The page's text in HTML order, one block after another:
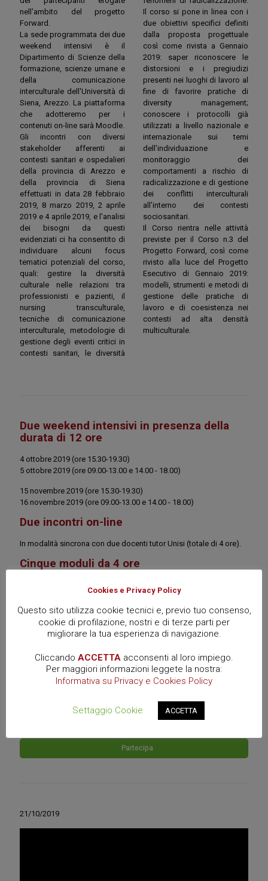
nell'ambito del progetto
Forward.
La sede programmata dei due
weekend intensivi è il
Dipartimento di Scienze della
formazione, scienze umane e
della comunicazione
interculturale dell'Università di
Siena, Arezzo. La piattaforma
che adotteremo per i
contenuti on-line sarà Moodle.
Gli incontri con diversi
stakeholder afferenti ai
contesti sanitari e ospedalieri
della provincia di Arezzo e
della provincia di Siena
effettuati in data 28 febbraio
2019, 8 marzo 2019, 2 aprile
2019 e 4 aprile 2019, e l'analisi
dei bisogni da questi
evidenziati ci ha consentito di
individuare alcuni focus
tematici potenziali del corso,
quali: gestire la diversità
culturale nelle relazioni tra
professionisti e pazienti, il
nursing transculturale,
tecniche di comunicazione
interculturale, metodologie di
gestione degli eventi critici in
contesti sanitari, le diversità
Il corso si pone in linea con i
due obiettivi specifici definiti
dalla proposta progettuale
così come rivista a Gennaio
2019: saper riconoscere le
distorsioni e i pregiudizi
presenti nei luoghi di lavoro al
fine di favorire pratiche di
diversity management;
conoscere i protocolli già
utilizzati a livello nazionale e
internazionale sui temi
dell’individuazione e
monitoraggio dei
comportamenti a rischio di
radicalizzazione e di gestione
dei conflitti interculturali
all’interno dei contesti
sociosanitari.
Il Corso rientra nelle attività
previste per il Corso n.3 del
Progetto Forward, così come
rivisto alla luce del Progetto
Esecutivo di Gennaio 2019:
modelli, strumenti e metodi di
gestione delle pratiche di
lavoro e di coesistenza nei
contesti ad alta densità
multiculturale.
Due weekend intensivi in presenza della
durata di 12 ore
4 ottobre 2019 (ore 15.30-19.30)
5 ottobre 2019 (ore 09.00-13.00 e 14.00 - 18.00)
15 novembre 2019 (ore 15.30-19.30)
16 novembre 2019 (ore 09.00-13.00 e 14.00 - 18.00)
Due incontri on-line
In modalità sincrona con due docenti tutor Unisi (totale di 4 ore).
Cinque moduli da 4 ore
Ciascuno on-line in modalità asincrona (totale di 20 ore).
Download
(ES), A.A. 2019/20
Partecipa
21/10/2019
Cookies e Privacy Policy
Questo sito utilizza cookie tecnici e, previo tuo consenso,
cookie di profilazione, nostri e di terze parti per
migliorare la tua esperienza di navigazione.
Cliccando ACCETTA acconsenti al loro impiego.
Per maggiori informazioni leggete la nostra:
Informativa su Privacy e Cookies Policy
Settaggio Cookie ACCETTA